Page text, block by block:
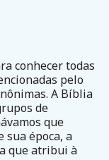
conhecer todas
pelo
A Bíblia
de
que
sua época, a
que atribui à